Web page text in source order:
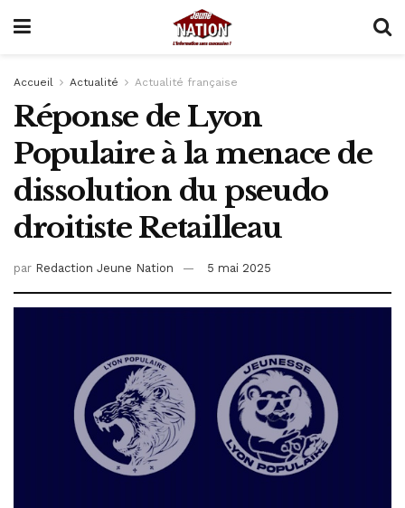
Accueil Actualité Actualité française
Réponse de Lyon
Populaire à la menace de
dissolution du pseudo
droitiste Retailleau
par Redaction Jeune Nation 5 mai 2025